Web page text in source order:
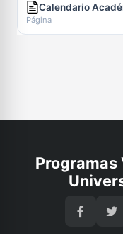
Calendario
Página